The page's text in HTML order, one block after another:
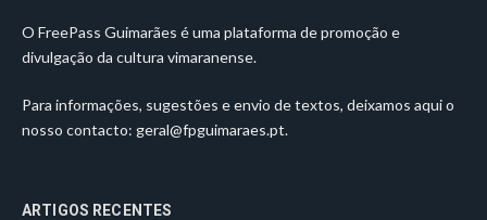
O FreePass Guimarães é uma plataforma de promoção e
divulgação da cultura vimaranense.
Para informações, sugestões e envio de textos, deixamos aqui o
nosso contacto: geral@fpguimaraes.pt.
ARTIGOS RECENTES